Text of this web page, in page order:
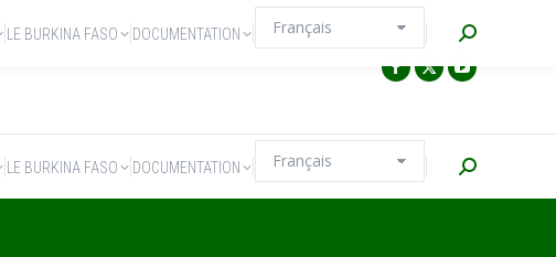
LE BURKINA FASO DOCUMENTATION Recherche
LE BURKINA FASO DOCUMENTATION Recherche